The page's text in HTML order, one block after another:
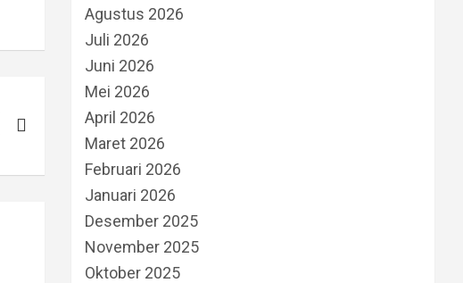
Agustus 2026
Juli 2026
Juni 2026
Mei 2026
April 2026
Maret 2026
Februari 2026
Januari 2026
Desember 2025
November 2025
Oktober 2025